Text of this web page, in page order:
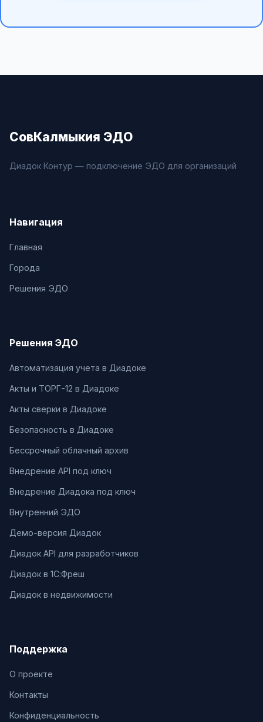
СовКалмыкия ЭДО
Диадок Контур — подключение ЭДО для организаций
Навигация
Главная
Города
Решения ЭДО
Решения ЭДО
Автоматизация учета в Диадоке
Акты и ТОРГ-12 в Диадоке
Акты сверки в Диадоке
Безопасность в Диадоке
Бессрочный облачный архив
Внедрение API под ключ
Внедрение Диадока под ключ
Внутренний ЭДО
Демо-версия Диадок
Диадок API для разработчиков
Диадок в 1С:Фреш
Диадок в недвижимости
Поддержка
О проекте
Контакты
Конфиденциальность